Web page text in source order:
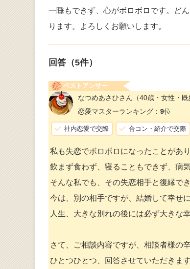
一睡もできず、心がボロボロです。ど
ります。よろしくお願いします。
回答（5件）
ベストアンサー
なつめあさひさん （40歳・女性・既
恋愛マスターランキング： 9位
社内恋愛で交際 合コン・紹介で交際
私も失恋でボロボロになったことがあり
飲まず食わず、寝ることもできず、病
そんな私でも、その失恋相手と復縁でき
今は、別の相手ですが、結婚して幸せ
人生、大きな別れの後には必ず大きな
さて、ご相談内容ですが、相談者様の
ひとつひとつ、回答させていただきます